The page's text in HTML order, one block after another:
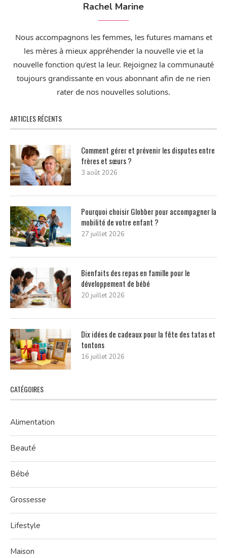
Rachel Marine
Nous accompagnons les femmes, les futures mamans et
les mères à mieux appréhender la nouvelle vie et la
nouvelle fonction qu’est la leur. Rejoignez la communauté
toujours grandissante en vous abonnant afin de ne rien
rater de nos nouvelles solutions.
ARTICLES RÉCENTS
Comment gérer et prévenir les disputes entre
frères et sœurs ?
3 août 2026
Pourquoi choisir Globber pour accompagner la
mobilité de votre enfant ?
27 juillet 2026
Bienfaits des repas en famille pour le
développement de bébé
20 juillet 2026
Dix idées de cadeaux pour la fête des tatas et
tontons
16 juillet 2026
CATÉGOIRES
Alimentation
Beauté
Bébé
Grossesse
Lifestyle
Maison